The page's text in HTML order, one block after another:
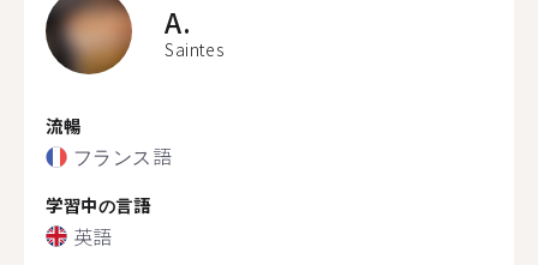
A.
Saintes
流暢
フランス語
学習中の言語
英語